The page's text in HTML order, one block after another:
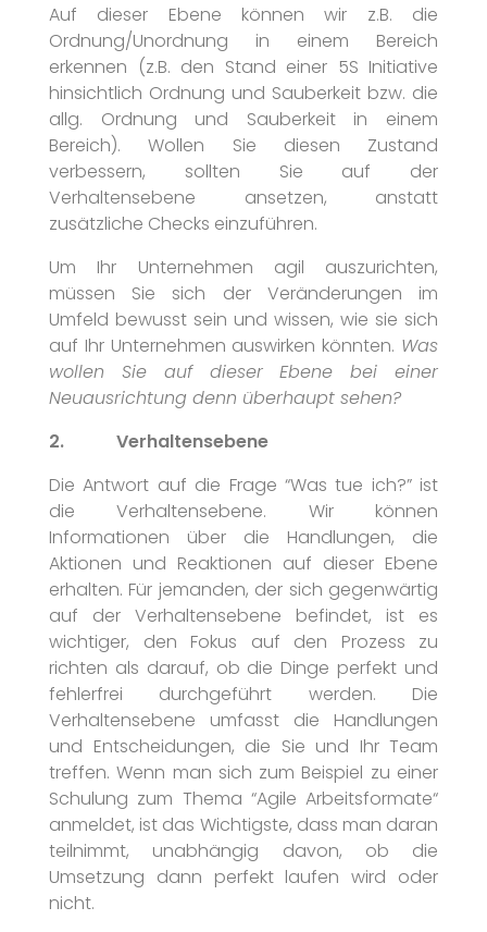
Auf dieser Ebene können wir z.B. die
Ordnung/Unordnung in einem Bereich
erkennen (z.B. den Stand einer 5S Initiative
hinsichtlich Ordnung und Sauberkeit bzw. die
allg. Ordnung und Sauberkeit in einem
Bereich). Wollen Sie diesen Zustand
verbessern, sollten Sie auf der
Verhaltensebene ansetzen, anstatt
zusätzliche Checks einzuführen.
Um Ihr Unternehmen agil auszurichten,
müssen Sie sich der Veränderungen im
Umfeld bewusst sein und wissen, wie sie sich
auf Ihr Unternehmen auswirken könnten. Was
wollen Sie auf dieser Ebene bei einer
Neuausrichtung denn überhaupt sehen?
2. Verhaltensebene
Die Antwort auf die Frage “Was tue ich?” ist
die Verhaltensebene. Wir können
Informationen über die Handlungen, die
Aktionen und Reaktionen auf dieser Ebene
erhalten. Für jemanden, der sich gegenwärtig
auf der Verhaltensebene befindet, ist es
wichtiger, den Fokus auf den Prozess zu
richten als darauf, ob die Dinge perfekt und
fehlerfrei durchgeführt werden. Die
Verhaltensebene umfasst die Handlungen
und Entscheidungen, die Sie und Ihr Team
treffen. Wenn man sich zum Beispiel zu einer
Schulung zum Thema “Agile Arbeitsformate“
anmeldet, ist das Wichtigste, dass man daran
teilnimmt, unabhängig davon, ob die
Umsetzung dann perfekt laufen wird oder
nicht.